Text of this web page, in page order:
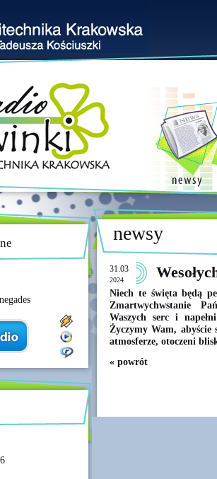
newsy
31.03
2024
Niech te święta będą
Zmartwychwstanie
Waszych serc i
Życzymy Wam, abyście
atmosferze, otoczeni
« powrót